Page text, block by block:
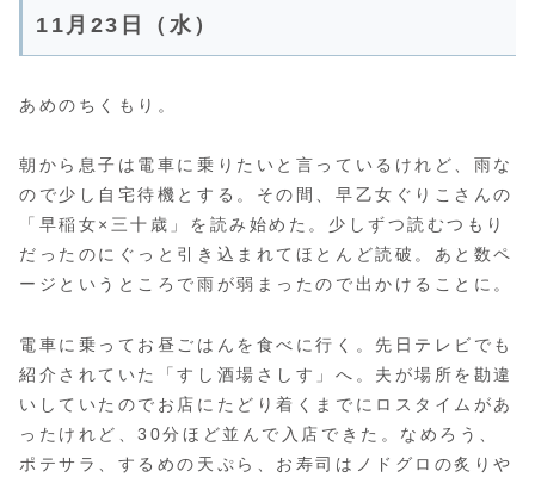
11月23日（水）
あめのちくもり。
朝から息子は電車に乗りたいと言っているけれど、雨な
ので少し自宅待機とする。その間、早乙女ぐりこさんの
「早稲女×三十歳」を読み始めた。少しずつ読むつもり
だったのにぐっと引き込まれてほとんど読破。あと数ペ
ージというところで雨が弱まったので出かけることに。
電車に乗ってお昼ごはんを食べに行く。先日テレビでも
紹介されていた「すし酒場さしす」へ。夫が場所を勘違
いしていたのでお店にたどり着くまでにロスタイムがあ
ったけれど、30分ほど並んで入店できた。なめろう、
ポテサラ、するめの天ぷら、お寿司はノドグロの炙りや